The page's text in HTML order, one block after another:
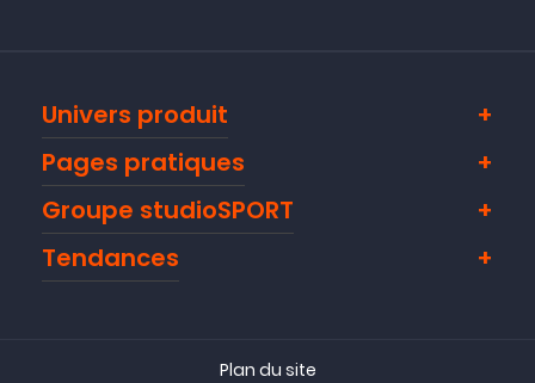
Univers produit
Pages pratiques
Groupe studioSPORT
Tendances
Plan du site